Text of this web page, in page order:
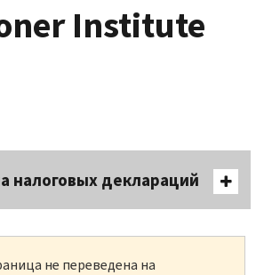
Institute
налоговых деклараций
не переведена на